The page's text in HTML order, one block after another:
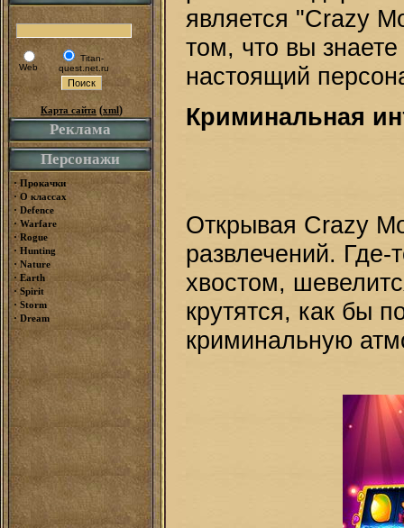
Web
Titan-
quest.net.ru
Карта сайта (xml)
Реклама
Персонажи
·Прокачки
·О классах
·Defence
· Warfare
·Rogue
· Hunting
·Nature
·Earth
·Spirit
· Storm
·Dream
является "Crazy
том, что вы
настоящий
Криминальная
Открывая Crazy
развлечений. Где-
хвостом,
крутятся, как бы
криминальную